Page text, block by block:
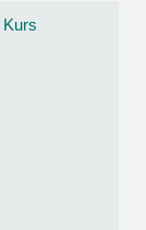
Kurs